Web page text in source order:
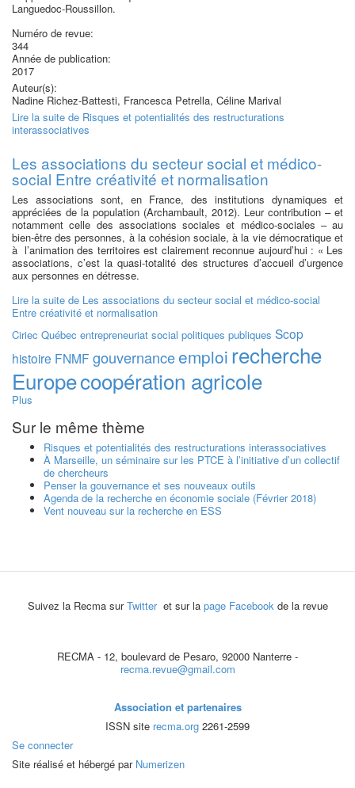
Languedoc-Roussillon.
Numéro de revue:
344
Année de publication:
2017
Auteur(s):
Nadine Richez-Battesti, Francesca Petrella, Céline Marival
Lire la suite de Risques et potentialités des restructurations
interassociatives
Les associations du secteur social et médico-
social Entre créativité et normalisation
Les associations sont, en France, des institutions dynamiques et
appréciées de la population (Archambault, 2012). Leur contribution – et
notamment celle des associations sociales et médico-sociales – au
bien-être des personnes, à la cohésion sociale, à la vie démocratique et
à l’animation des territoires est clairement reconnue aujourd’hui : « Les
associations, c’est la quasi-totalité des structures d’accueil d’urgence
aux personnes en détresse.
Lire la suite de Les associations du secteur social et médico-social
Entre créativité et normalisation
Ciriec Québec entrepreneuriat social politiques publiques Scop
histoire FNMF gouvernanceemploi recherche
Europecoopération agricole
Plus
Sur le même thème
Risques et potentialités des restructurations interassociatives
À Marseille, un séminaire sur les PTCE à l’initiative d’un collectif
de chercheurs
Penser la gouvernance et ses nouveaux outils
Agenda de la recherche en économie sociale (Février 2018)
Vent nouveau sur la recherche en ESS
Suivez la Recma surTwitter et sur la page Facebook de la revue
RECMA - 12, boulevard de Pesaro, 92000 Nanterre -
recma.revue@gmail.com
Association et partenaires
ISSN site recma.org 2261-2599
Se connecter
Site réalisé et hébergé par Numerizen